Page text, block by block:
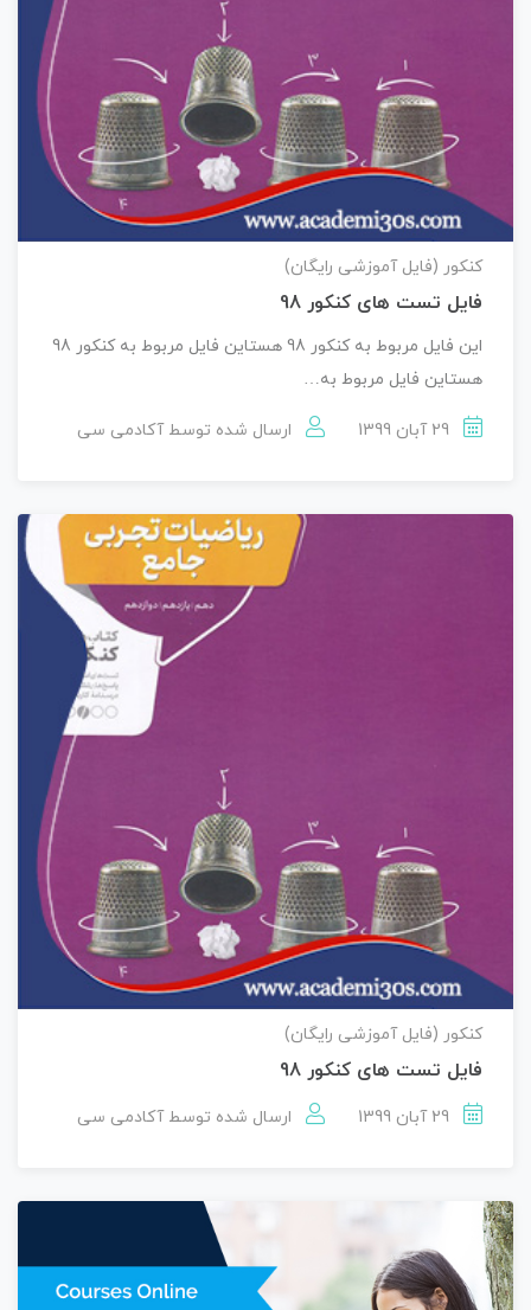
کنکور (فایل آموزشی رایگان)
فایل تست های کنکور 98
این فایل مربوط به کنکور 98 هستاین فایل مربوط به کنکور 98
هستاین فایل مربوط به…
29 آبان 1399 ارسال شده توسط آکادمی سی
کنکور (فایل آموزشی رایگان)
فایل تست های کنکور 98
29 آبان 1399 ارسال شده توسط آکادمی سی